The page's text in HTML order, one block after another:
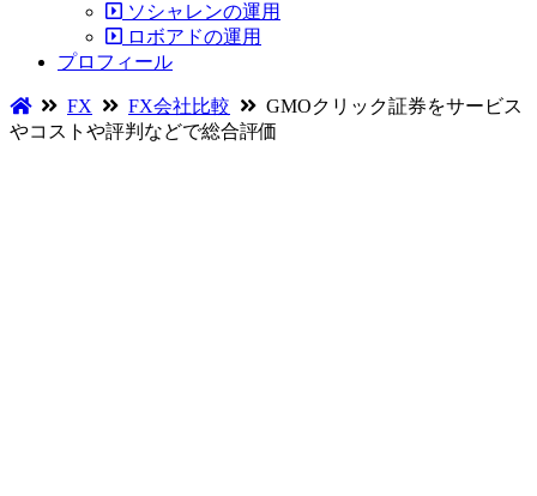
ソシャレンの運用
ロボアドの運用
プロフィール
FX FX会社比較
GMOクリック証券をサービス
やコストや評判などで総合評価